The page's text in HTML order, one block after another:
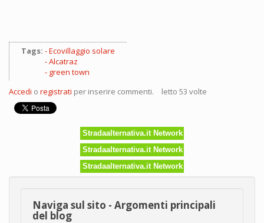
Tags:
Ecovillaggio solare
Alcatraz
green town
Accedi o registrati per inserire commenti. letto 53 volte
Stradaalternativa.it Network
Stradaalternativa.it Network
Stradaalternativa.it Network
Naviga sul sito - Argomenti principali
del blog